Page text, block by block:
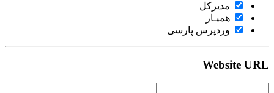
مدیرکل
همیـار
وردپرس پارسی
Website URL